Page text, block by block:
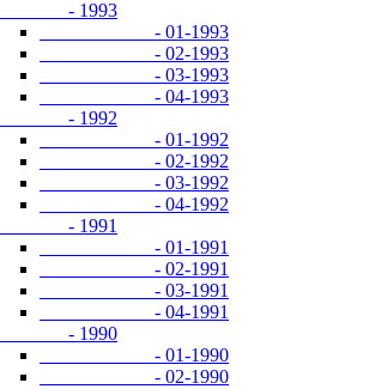
- 1993
- 01-1993
- 02-1993
- 03-1993
- 04-1993
- 1992
- 01-1992
- 02-1992
- 03-1992
- 04-1992
- 1991
- 01-1991
- 02-1991
- 03-1991
- 04-1991
- 1990
- 01-1990
- 02-1990